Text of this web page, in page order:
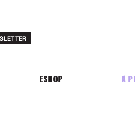
ESHOP À